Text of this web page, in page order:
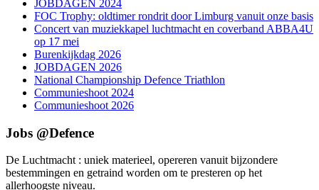
JOBDAGEN 2024
FOC Trophy: oldtimer rondrit door Limburg vanuit onze basis
Concert van muziekkapel luchtmacht en coverband ABBA4U
op 17 mei
Burenkijkdag 2026
JOBDAGEN 2026
National Championship Defence Triathlon
Communieshoot 2024
Communieshoot 2026
Jobs @Defence
De Luchtmacht : uniek materieel, opereren vanuit bijzondere
bestemmingen en getraind worden om te presteren op het
allerhoogste niveau.